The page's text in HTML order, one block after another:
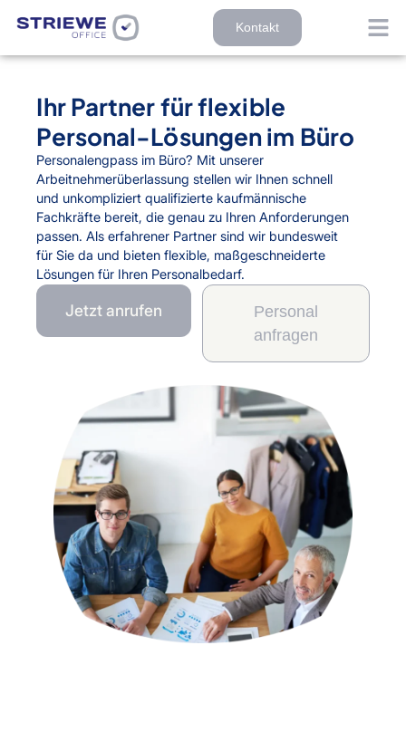
Inhalt
Kontakt
Ihr Partner für flexible
Personal-Lösungen im Büro
Personalengpass im Büro? Mit unserer
Arbeitnehmerüberlassung stellen wir Ihnen schnell
und unkompliziert qualifizierte kaufmännische
Fachkräfte bereit, die genau zu Ihren Anforderungen
passen. Als erfahrener Partner sind wir bundesweit
für Sie da und bieten flexible, maßgeschneiderte
Lösungen für Ihren Personalbedarf.
Jetzt anrufen
Personal
anfragen